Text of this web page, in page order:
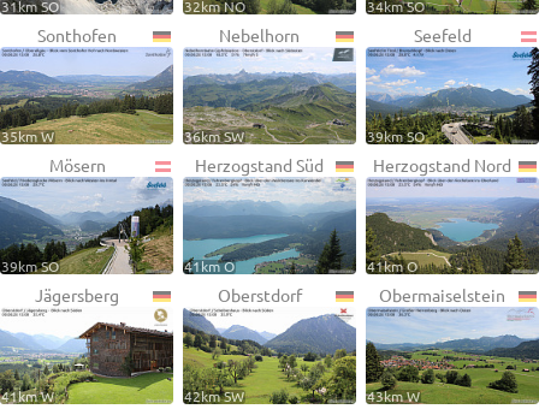
31km SO 32km NO 34km SO
Sonthofen
35km W
Nebelhorn
36km SW
Seefeld
39km SO
Mösern
39km SO
Herzogstand Süd
41km O
Herzogstand Nord
41km O
Jägersberg
41km W
Oberstdorf
42km SW
Obermaiselstein
43km W